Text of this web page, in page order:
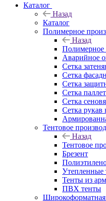
Каталог
Назад
Каталог
Полимерное
Назад
Полимерное
Аварийное
Сетка
Сетка
Сетка
Сетка
Сетка
Сетка рукав
Тентовое
Назад
Тентовое
Брезент
Утепленные
Тенты из
ПВХ тенты
Широкоформатная